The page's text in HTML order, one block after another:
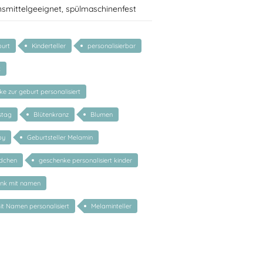
spülmaschinenfest
Kinderteller personalisierbar
zur geburt personalisiert
Blütenkranz Blumen
Geburtsteller Melamin
geschenke personalisiert kinder
mit namen
Namen personalisiert Melaminteller